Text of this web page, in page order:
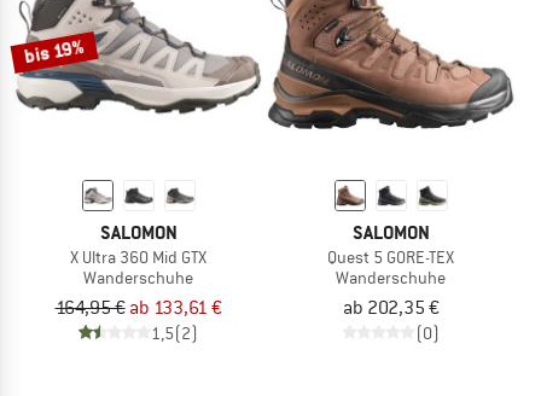
bis 19%
SALOMON
X Ultra 360 Mid GTX
Wanderschuhe
164,95 € ab 133,61 €
1,5(2)
SALOMON
Quest 5 GORE-TEX
Wanderschuhe
ab 202,35 €
(0)